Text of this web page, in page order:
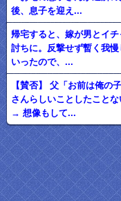
後、息子を迎え...
帰宅すると、嫁が男とイ
討ちに。反撃せず暫く我
いったので、...
【賛否】 父「お前は俺の
さんらしいことしたこと
→ 想像もして...